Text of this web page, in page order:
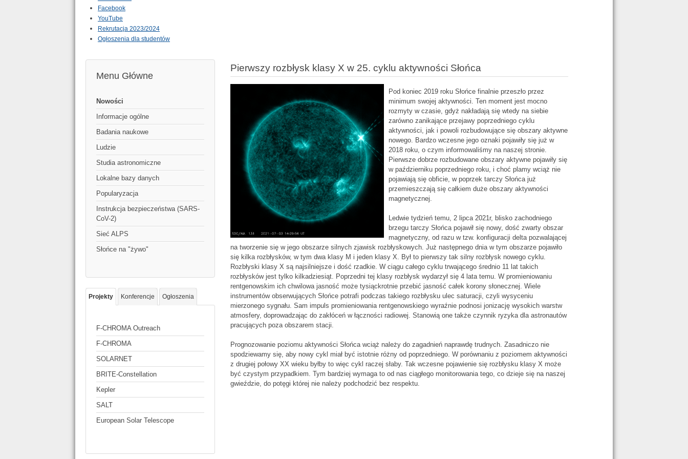
Facebook
YouTube
Rekrutacja 2023/2024
Ogłoszenia dla studentów
Menu Główne
Nowości
Informacje ogólne
Badania naukowe
Ludzie
Studia astronomiczne
Lokalne bazy danych
Popularyzacja
Instrukcja bezpieczeństwa (SARS-
CoV-2)
Sieć ALPS
Słońce na "żywo"
Projekty Konferencje Ogłoszenia
F-CHROMA Outreach
F-CHROMA
SOLARNET
BRITE-Constellation
Kepler
SALT
European Solar Telescope
Pierwszy rozbłysk klasy X w 25. cyklu aktywności Słońca
Pod koniec 2019 roku Słońce finalnie przeszło przez
minimum swojej aktywności. Ten moment jest mocno
rozmyty w czasie, gdyż nakładają się wtedy na siebie
zarówno zanikające przejawy poprzedniego cyklu
aktywności, jak i powoli rozbudowujące się obszary aktywne
nowego. Bardzo wczesne jego oznaki pojawiły się już w
2018 roku, o czym informowaliśmy na naszej stronie.
Pierwsze dobrze rozbudowane obszary aktywne pojawiły się
w październiku poprzedniego roku, i choć plamy wciąż nie
pojawiają się obficie, w poprzek tarczy Słońca już
przemieszczają się całkiem duże obszary aktywności
magnetycznej.
Ledwie tydzień temu, 2 lipca 2021r, blisko zachodniego
brzegu tarczy Słońca pojawił się nowy, dość zwarty obszar
magnetyczny, od razu w tzw. konfiguracji delta pozwalającej
na tworzenie się w jego obszarze silnych zjawisk rozbłyskowych. Już następnego dnia w tym obszarze pojawiło
się kilka rozbłysków, w tym dwa klasy M i jeden klasy X. Był to pierwszy tak silny rozbłysk nowego cyklu.
Rozbłyski klasy X są najsilniejsze i dość rzadkie. W ciągu całego cyklu trwającego średnio 11 lat takich
rozbłysków jest tylko kilkadziesiąt. Poprzedni tej klasy rozbłysk wydarzył się 4 lata temu. W promieniowaniu
rentgenowskim ich chwilowa jasność może tysiąckrotnie przebić jasność całek korony słonecznej. Wiele
instrumentów obserwujących Słońce potrafi podczas takiego rozbłysku ulec saturacji, czyli wysyceniu
mierzonego sygnału. Sam impuls promieniowania rentgenowskiego wyraźnie podnosi jonizację wysokich warstw
atmosfery, doprowadzając do zakłóceń w łączności radiowej. Stanowią one także czynnik ryzyka dla astronautów
pracujących poza obszarem stacji.
Prognozowanie poziomu aktywności Słońca wciąż należy do zagadnień naprawdę trudnych. Zasadniczo nie
spodziewamy się, aby nowy cykl miał być istotnie różny od poprzedniego. W porównaniu z poziomem aktywności
z drugiej połowy XX wieku byłby to więc cykl raczej słaby. Tak wczesne pojawienie się rozbłysku klasy X może
być czystym przypadkiem. Tym bardziej wymaga to od nas ciągłego monitorowania tego, co dzieje się na naszej
gwieździe, do potęgi której nie należy podchodzić bez respektu.